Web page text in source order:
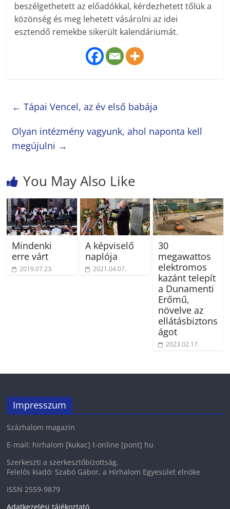
beszélgethetett az előadókkal, kérdezhetett tőlük a
közönség és meg lehetett vásárolni az idei
esztendő remekbe sikerült kalendáriumát.
← Tápai Vencel, az év első babája
Olyan intézmény vagyunk, ahol naponta kell
megújulni →
You May Also Like
Mindenki
erre várt
2019.07.23.
A képviselő
naplója
2021.04.07.
30
megawattos
elektromos
kazánt telepít
a Dunamenti
Erőmű,
növelve az
ellátásbiztons
ágot
2023.02.17.
Impresszum
Százhalom magazin
E-mail: hirhalom [kukac] t-online [pont] hu
Szerkeszti a szerkesztőbizottság.
Felelős kiadó: Szabó Gábor, a Hírhalom Egyesület elnöke
ISSN 2559-9879
Adatkezelési tájékoztató